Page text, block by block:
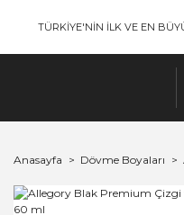
TÜRKİYE'NİN İLK VE EN
Anasayfa Dövme Boyaları